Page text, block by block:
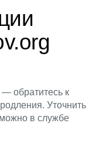
обратитесь к
Уточнить
в службе